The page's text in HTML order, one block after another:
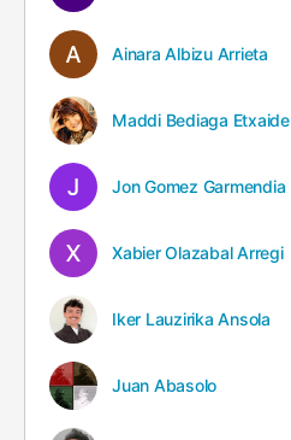
Ainara Albizu Arrieta
Maddi Bediaga Etxaide
Jon Gomez Garmendia
Xabier Olazabal Arregi
Iker Lauzirika Ansola
Juan Abasolo